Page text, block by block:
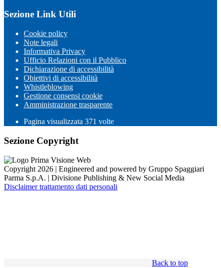
Sezione Link Utili
Cookie policy
Note legali
Informativa Privacy
Ufficio Relazioni con il Pubblico
Dichiarazione di accessibilità
Obiettivi di accessibilità
Whistleblowing
Gestione consensi cookie
Amministrazione trasparente
Pagina visualizzata 371 volte
Sezione Copyright
Copyright 2026 | Engineered and powered by Gruppo Spaggiari
Parma S.p.A. | Divisione Publishing & New Social Media
Disclaimer trattamento dati personali
Back to top